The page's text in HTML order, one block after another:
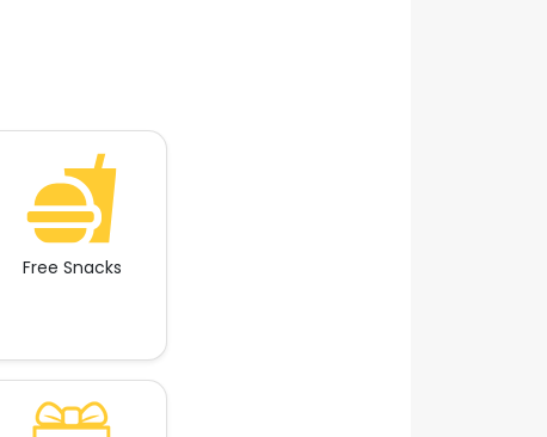
Free Snacks